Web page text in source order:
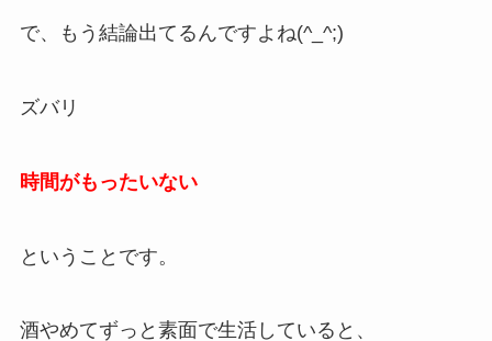
で、もう結論出てるんですよね(^_^;)
ズバリ
時間がもったいない
ということです。
酒やめてずっと素面で生活していると、